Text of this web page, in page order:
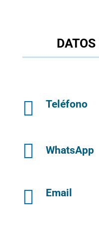
DATOS
 Teléfono
 WhatsApp
 Email